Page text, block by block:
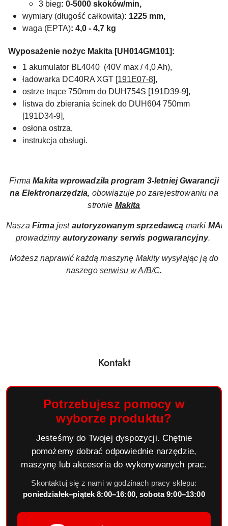
3 bieg: 0-5000 skoków/min,
wymiary (długość całkowita): 1225 mm,
waga (EPTA): 4,0 - 4,7 kg
Wyposażenie nożyc Makita [UH014GM101]:
1 akumulator BL4040 (40V max / 4,0 Ah),
ładowarka DC40RA XGT [191E07-8],
ostrze tnące 750mm do DUH754S [191D39-9],
listwa do zbierania ścinek do DUH604 750mm
[191D34-9],
osłona ostrza,
instrukcja obsługi.
Firma Makita wprowadziła program 3-letniej Gwarancji
na Elektronarzędzia, obowiązuje po zarejestrowaniu na
stronie Makita
Nasza Firmajest autoryzowanym sprzedawcą marki
prowadzimy autoryzowany serwis pogwarancyjny.
Możesz naprawić każdą maszynę Makity wysyłając ją do
naszego serwisu w A/B/C.
Kontakt
Potrzebujesz pomocy w
wyborze produktu?
Jesteśmy do Twojej dyspozycji. Chętnie
pomożemy dobrać odpowiednie narzędzie,
maszynę lub akcesoria do wykonywanych prac.
Skontaktuj się z nami w godzinach pracy sklepu:
poniedziałek–piątek 8:00–16:00, sobota 9:00–13:00